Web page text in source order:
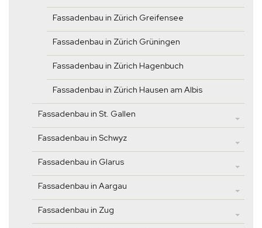
Fassadenbau in Zürich Greifensee
Fassadenbau in Zürich Grüningen
Fassadenbau in Zürich Hagenbuch
Fassadenbau in Zürich Hausen am Albis
Fassadenbau in St. Gallen
Fassadenbau in Schwyz
Fassadenbau in Glarus
Fassadenbau in Aargau
Fassadenbau in Zug